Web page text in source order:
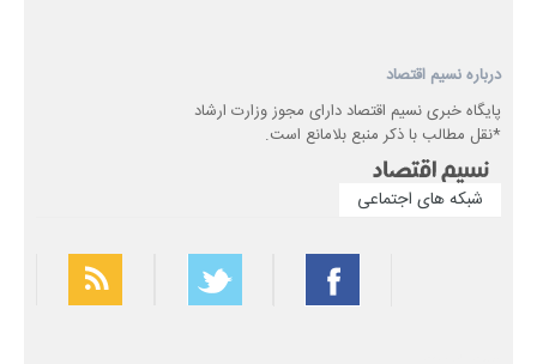
درباره نسیم اقتصاد
پایگاه خبری نسیم اقتصاد دارای مجوز وزارت ارشاد
*نقل مطالب با ذکر منبع بلامانع است.
شبکه های اجتماعی